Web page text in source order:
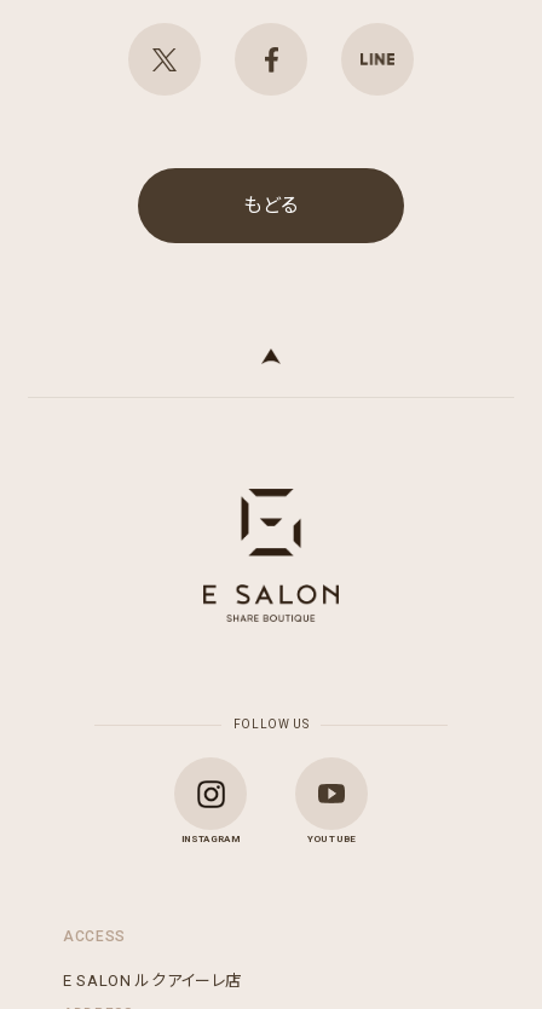
もどる
FOLLOW US
INSTAGRAM YOU TUBE
ACCESS
E SALON ルクアイーレ店